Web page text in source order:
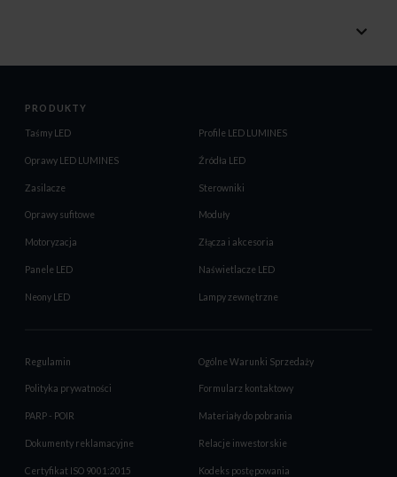
PRODUKTY
Taśmy LED Profile LED LUMINES
Oprawy LED LUMINES Źródła LED
Zasilacze Sterowniki
Oprawy sufitowe Moduły
Motoryzacja Złącza i akcesoria
Panele LED Naświetlacze LED
Neony LED Lampy zewnętrzne
Regulamin Ogólne Warunki Sprzedaży
Polityka prywatności Formularz kontaktowy
PARP - POIR Materiały do pobrania
Dokumenty reklamacyjne Relacje inwestorskie
Certyfikat ISO 9001:2015 Kodeks postępowania